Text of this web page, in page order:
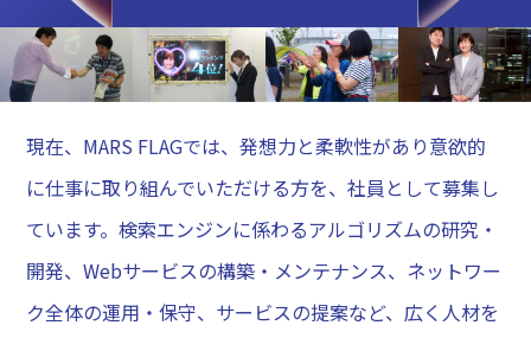
現在、MARS FLAGでは、発想力と柔軟性があり意欲的
に仕事に取り組んでいただける方を、社員として募集し
ています。検索エンジンに係わるアルゴリズムの研究・
開発、Webサービスの構築・メンテナンス、ネットワー
ク全体の運用・保守、サービスの提案など、広く人材を